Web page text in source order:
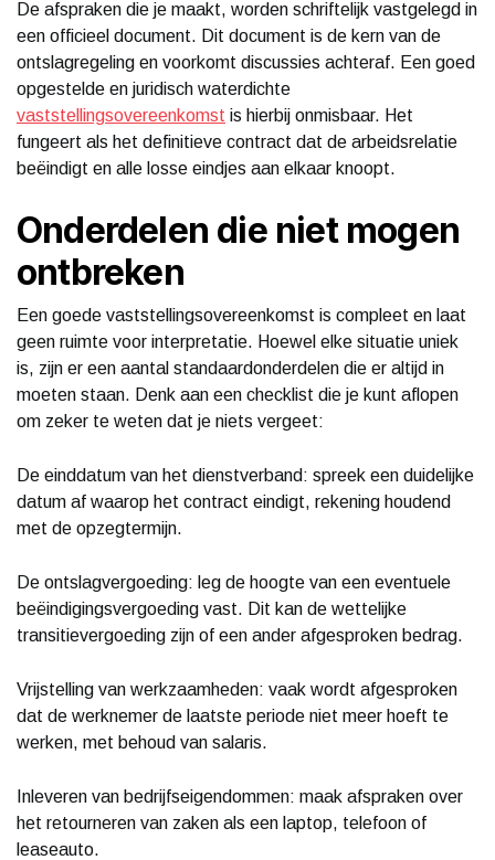
De afspraken die je maakt, worden schriftelijk vastgelegd in
een officieel document. Dit document is de kern van de
ontslagregeling en voorkomt discussies achteraf. Een goed
opgestelde en juridisch waterdichte
vaststellingsovereenkomst is hierbij onmisbaar. Het
fungeert als het definitieve contract dat de arbeidsrelatie
beëindigt en alle losse eindjes aan elkaar knoopt.
Onderdelen die niet mogen
ontbreken
Een goede vaststellingsovereenkomst is compleet en laat
geen ruimte voor interpretatie. Hoewel elke situatie uniek
is, zijn er een aantal standaardonderdelen die er altijd in
moeten staan. Denk aan een checklist die je kunt aflopen
om zeker te weten dat je niets vergeet:
De einddatum van het dienstverband: spreek een duidelijke
datum af waarop het contract eindigt, rekening houdend
met de opzegtermijn.
De ontslagvergoeding: leg de hoogte van een eventuele
beëindigingsvergoeding vast. Dit kan de wettelijke
transitievergoeding zijn of een ander afgesproken bedrag.
Vrijstelling van werkzaamheden: vaak wordt afgesproken
dat de werknemer de laatste periode niet meer hoeft te
werken, met behoud van salaris.
Inleveren van bedrijfseigendommen: maak afspraken over
het retourneren van zaken als een laptop, telefoon of
leaseauto.